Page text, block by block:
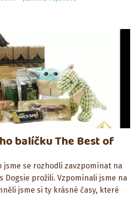
balíčku The Best of
jsme se rozhodli zavzpomínat na
Dogsie prožili. Vzpomínali jsme na
jsme si ty krásné časy, které